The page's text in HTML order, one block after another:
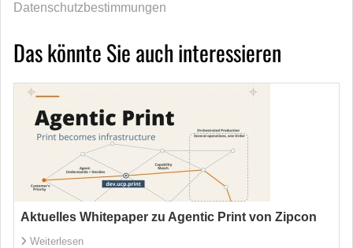
Datenschutzbestimmungen
Das könnte Sie auch interessieren
Aktuelles Whitepaper zu Agentic Print von Zipcon
Weiterlesen